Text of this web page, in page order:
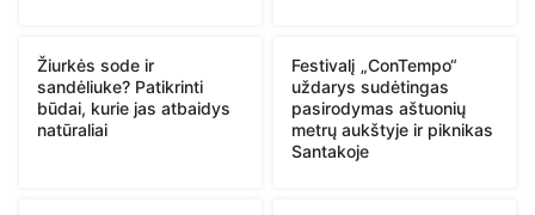
Žiurkės sode ir
sandėliuke? Patikrinti
būdai, kurie jas atbaidys
natūraliai
Festivalį „ConTempo“
uždarys sudėtingas
pasirodymas aštuonių
metrų aukštyje ir piknikas
Santakoje